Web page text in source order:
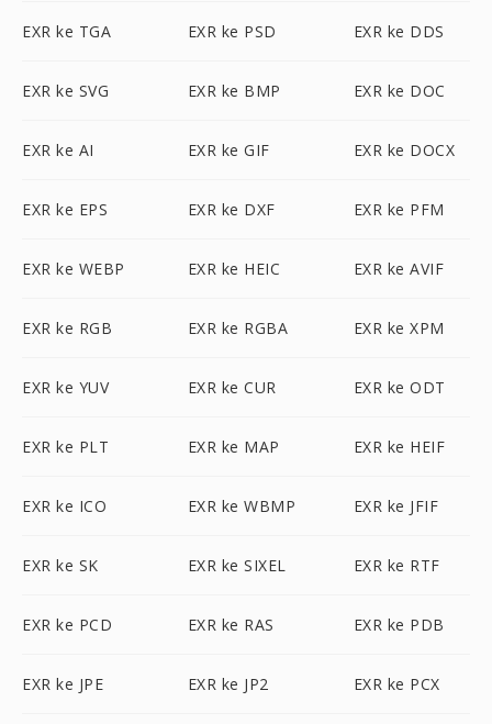
EXR ke TGA EXR ke PSD EXR ke DDS
EXR ke SVG EXR ke BMP EXR ke DOC
EXR ke AI EXR ke GIF EXR ke DOCX
EXR ke EPS EXR ke DXF EXR ke PFM
EXR ke WEBP EXR ke HEIC EXR ke AVIF
EXR ke RGB EXR ke RGBA EXR ke XPM
EXR ke YUV EXR ke CUR EXR ke ODT
EXR ke PLT EXR ke MAP EXR ke HEIF
EXR ke ICO EXR ke WBMP EXR ke JFIF
EXR ke SK EXR ke SIXEL EXR ke RTF
EXR ke PCD EXR ke RAS EXR ke PDB
EXR ke JPE EXR ke JP2 EXR ke PCX